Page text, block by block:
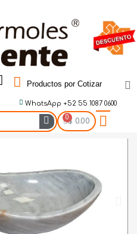
Productos por Cotizar
WhatsApp +52 55 1087 0600
$ 0.00